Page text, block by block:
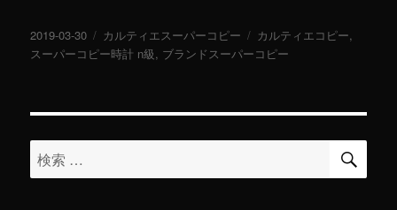
投
稿
2019-03-30
カ
テ
ー
カルティエスーパーコピー
タ
グ
カルティエコピー,
スーパーコピー時計 n級, ブランドスーパーコピー
検
索
検